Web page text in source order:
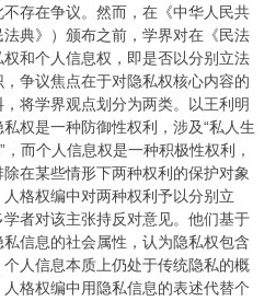
存在争议。然而，在《中华人民共
典》）颁布之前，学界对在《民法
和个人信息权，即是否以分别立法
争议焦点在于对隐私权核心内容的
将学界观点划分为两类。以王利明
权是一种防御性权利，涉及“私人生
而个人信息权是一种积极性权利，
在某些情形下两种权利的保护对象
格权编中对两种权利予以分别立
者对该主张持反对意见。他们基于
信息的社会属性，认为隐私权包含
人信息本质上仍处于传统隐私的概
格权编中用隐私信息的表述代替个